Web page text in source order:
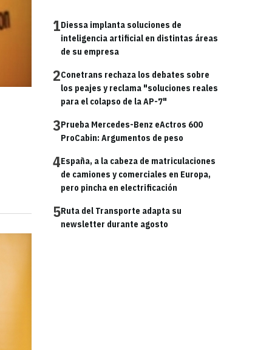
1Diessa implanta soluciones de
inteligencia artificial en distintas áreas
de su empresa
2Conetrans rechaza los debates sobre
los peajes y reclama "soluciones reales
para el colapso de la AP-7"
3Prueba Mercedes-Benz eActros 600
ProCabin: Argumentos de peso
4España, a la cabeza de matriculaciones
de camiones y comerciales en Europa,
pero pincha en electrificación
5Ruta del Transporte adapta su
newsletter durante agosto